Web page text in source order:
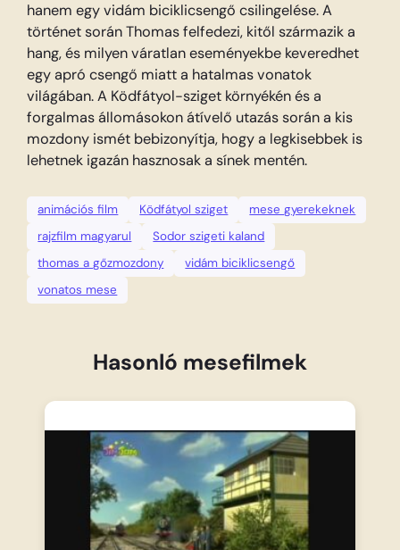
hanem egy vidám biciklicsengő csilingelése. A
történet során Thomas felfedezi, kitől származik a
hang, és milyen váratlan eseményekbe keveredhet
egy apró csengő miatt a hatalmas vonatok
világában. A Ködfátyol-sziget környékén és a
forgalmas állomásokon átívelő utazás során a kis
mozdony ismét bebizonyítja, hogy a legkisebbek is
lehetnek igazán hasznosak a sínek mentén.
animációs film Ködfátyol sziget
mese gyerekeknek
rajzfilm magyarul
Sodor szigeti kaland
thomas a gőzmozdony
vidám biciklicsengő
vonatos mese
Hasonló mesefilmek